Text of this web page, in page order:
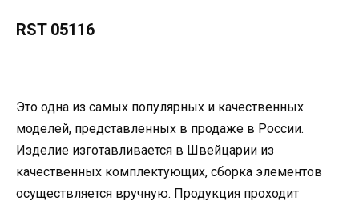
RST 05116
Это одна из самых популярных и качественных
моделей, представленных в продаже в России.
Изделие изготавливается в Швейцарии из
качественных комплектующих, сборка элементов
осуществляется вручную. Продукция проходит